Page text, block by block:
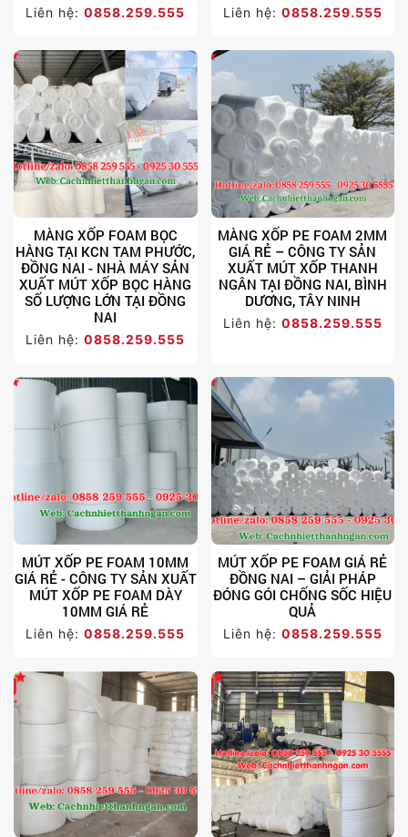
Liên hệ:0858.259.555 Liên hệ: 0858.259.555
MÀNG XỐP FOAM BỌC
HÀNG TẠI KCN TAM PHƯỚC,
ĐỒNG NAI - NHÀ MÁY SẢN
XUẤT MÚT XỐP BỌC HÀNG
SỐ LƯỢNG LỚN TẠI ĐỒNG
NAI
Liên hệ:0858.259.555
MÀNG XỐP PE FOAM 2MM
GIÁ RẺ – CÔNG TY SẢN
XUẤT MÚT XỐP THANH
NGÂN TẠI ĐỒNG NAI, BÌNH
DƯƠNG, TÂY NINH
Liên hệ: 0858.259.555
MÚT XỐP PE FOAM 10MM
GIÁ RẺ - CÔNG TY SẢN XUẤT
MÚT XỐP PE FOAM DÀY
10MM GIÁ RẺ
Liên hệ:0858.259.555
MÚT XỐP PE FOAM GIÁ RẺ
ĐỒNG NAI – GIẢI PHÁP
ĐÓNG GÓI CHỐNG SỐC HIỆU
QUẢ
Liên hệ: 0858.259.555